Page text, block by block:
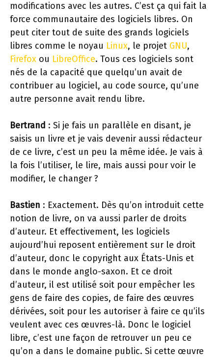
modifications avec les autres. C’est ça qui fait la
force communautaire des logiciels libres. On
peut citer tout de suite des grands logiciels
libres comme le noyau Linux, le projet GNU,
Firefox ou LibreOffice. Tous ces logiciels sont
nés de la capacité que quelqu’un avait de
contribuer au logiciel, au code source, qu’une
autre personne avait rendu libre.
Bertrand : Si je fais un parallèle en disant, je
saisis un livre et je vais devenir aussi rédacteur
de ce livre, c’est un peu la même idée. Je vais à
la fois l’utiliser, le lire, mais aussi pour voir le
modifier, le changer ?
Bastien : Exactement. Dès qu’on introduit cette
notion de livre, on va aussi parler de droits
d’auteur. Et effectivement, les logiciels
aujourd’hui reposent entièrement sur le droit
d’auteur, donc le copyright aux États-Unis et
dans le monde anglo-saxon. Et ce droit
d’auteur, il est utilisé soit pour empêcher les
gens de faire des copies, de faire des œuvres
dérivées, soit pour les autoriser à faire ce qu’ils
veulent avec ces œuvres-là. Donc le logiciel
libre, c’est une façon de retrouver un peu ce
qu’on a dans le domaine public. Si cette œuvre